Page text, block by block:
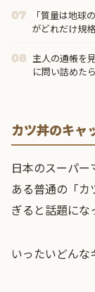
07
「質量は地球
がどれだけ規
08 主人の通帳を
に問い詰めた
カツ丼のキャ
日本のスーパ
ある普通の「
ぎると話題にな
いったいどんな